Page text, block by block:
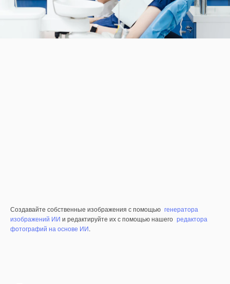
Создавайте собственные изображения с помощью генератора
изображений ИИ и редактируйте их с помощью нашего редактора
фотографий на основе ИИ.